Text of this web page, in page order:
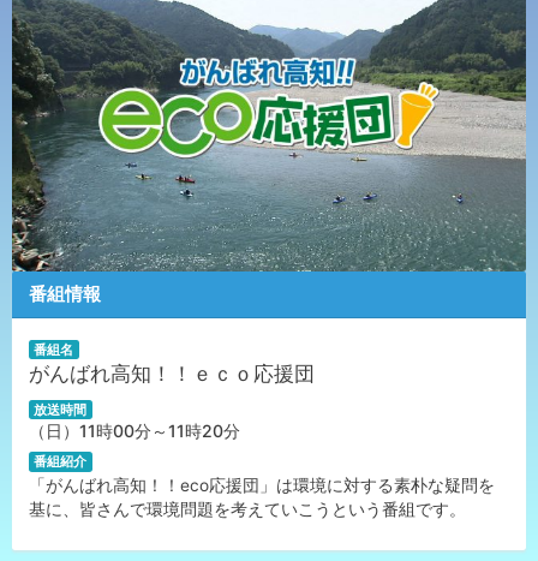
番組情報
番組名
がんばれ高知！！ｅｃｏ応援団
放送時間
（日）11時00分～11時20分
番組紹介
「がんばれ高知！！eco応援団」は環境に対する素朴な疑問を
基に、皆さんで環境問題を考えていこうという番組です。